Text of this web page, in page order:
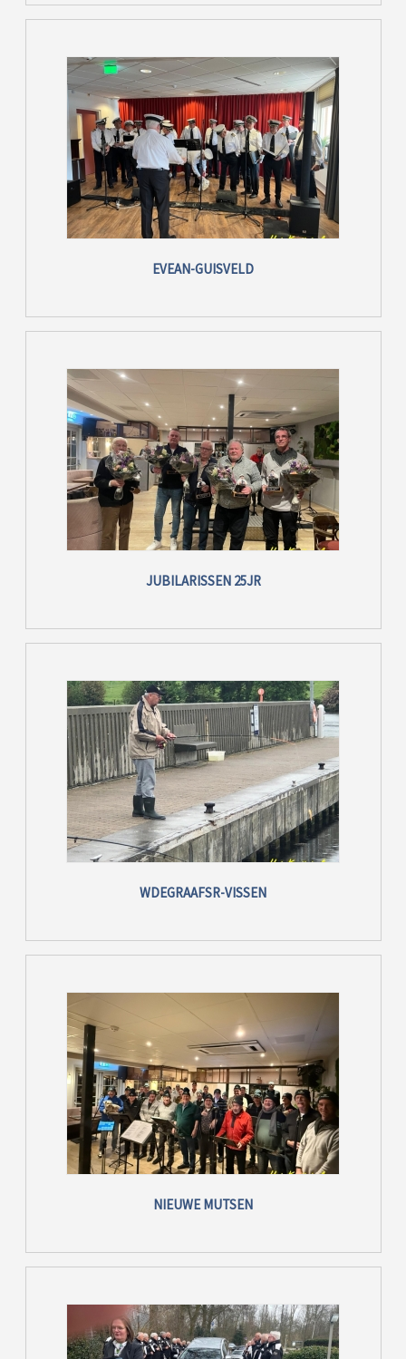
EVEAN-GUISVELD
JUBILARISSEN 25JR
WDEGRAAFSR-VISSEN
NIEUWE MUTSEN